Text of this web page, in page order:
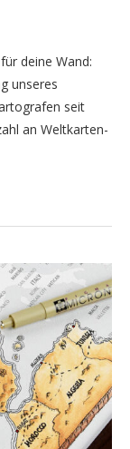
deine Wand:
unseres
seit
an Weltkarten-